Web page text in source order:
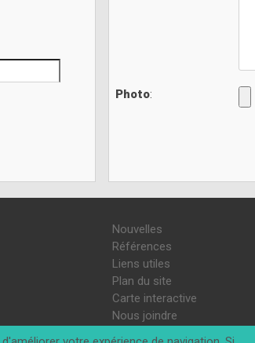
Photo:
Nouvelles
Références
Liens utiles
Plan du site
Carte interactive
Nous joindre